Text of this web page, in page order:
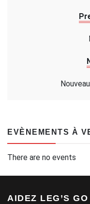
EVÈNEMENTS À
There are no events
AIDEZ LEG’S GO